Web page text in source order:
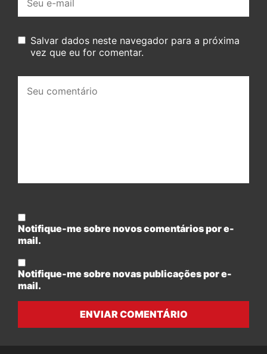
mail:
Salvar dados neste navegador para a próxima
vez que eu for comentar.
comentário:
Notifique-me sobre novos comentários por e-
mail.
Notifique-me sobre novas publicações por e-
mail.
ENVIAR COMENTÁRIO